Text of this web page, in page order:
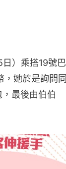
）乘搭19號巴
，她於是詢問同
最後由伯伯